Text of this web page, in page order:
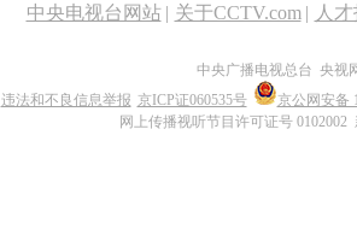
中央电视台网站 | 关于CCTV.com | 人
中央广播电视总台 央视
违法和不良信息举报 京ICP证060535号
京公网安备
网上传播视听节目许可证号 0102002